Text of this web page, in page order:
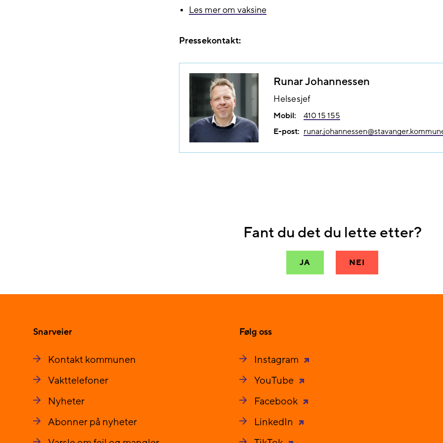
Les mer om vaksine
Pressekontakt:
Runar Johannessen
Helsesjef
Mobil:
410 15 155
E-post:
Fant du det du lette etter?
JA NEI
Snarveier
Kontakt kommunen
Vakttelefoner
Nyheter
Abonner på nyheter
Følg oss
Instagram
YouTube
Facebook
LinkedIn